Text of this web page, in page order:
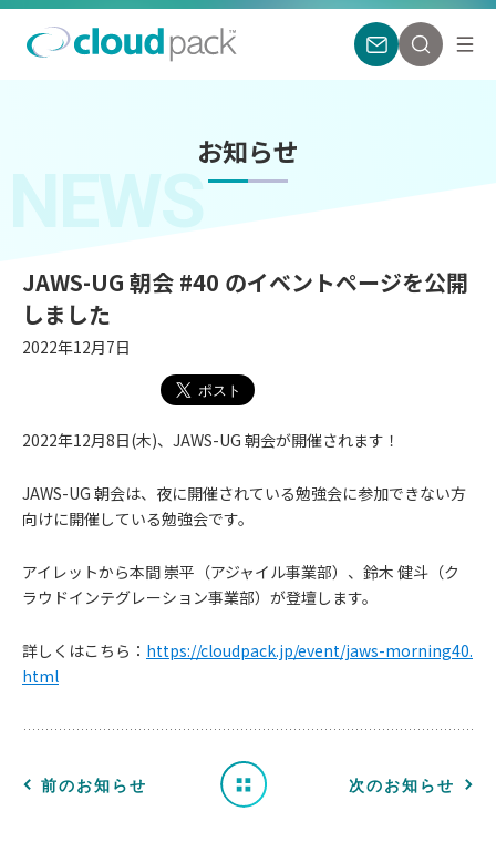
お知らせ
NEWS
JAWS-UG 朝会 #40 のイベントページを公開
しました
2022年12月7日
2022年12月8日(木)、JAWS-UG 朝会が開催されます！
JAWS-UG 朝会は、夜に開催されている勉強会に参加できない方
向けに開催している勉強会です。
アイレットから本間 崇平（アジャイル事業部）、鈴木 健斗（ク
ラウドインテグレーション事業部）が登壇します。
詳しくはこちら： https://cloudpack.jp/event/jaws-morning40.
html
前のお知らせ
お
せ
一 次のお知らせ